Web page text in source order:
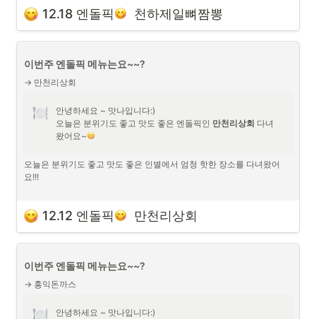
저희는 미리 예약을 해서 방문했어요~
점심시간전에도 굉장히 인기있는 곳이라 금방 자리가 차니 예약을 하시
거나 이른 점심으로 서둘러 가시는게 좋아요~!
12.18 엔돌픽
  천하제일뼈짬뽕
이번주 엔돌픽 메뉴는요~~?
→ 만천리상회
안녕하세요 ~ 맛나입니다:)
오늘은 분위기도 좋고 맛도 좋은 엔돌픽인 만천리상회 다녀
왔어요~
오늘은 분위기도 좋고 맛도 좋은 인별에서 엄청 핫한 장소를 다녀왔어
요!!!
저희는 예약은 따로 하지 않았고 점심시간등에는 굉장히 인기있는 곳이
라 금방 자리가 차니
어요!
12.12 엔돌픽
  만천리상회
이번주 엔돌픽 메뉴는요~~?
→ 홍익돈까스
안녕하세요 ~ 맛나입니다:)